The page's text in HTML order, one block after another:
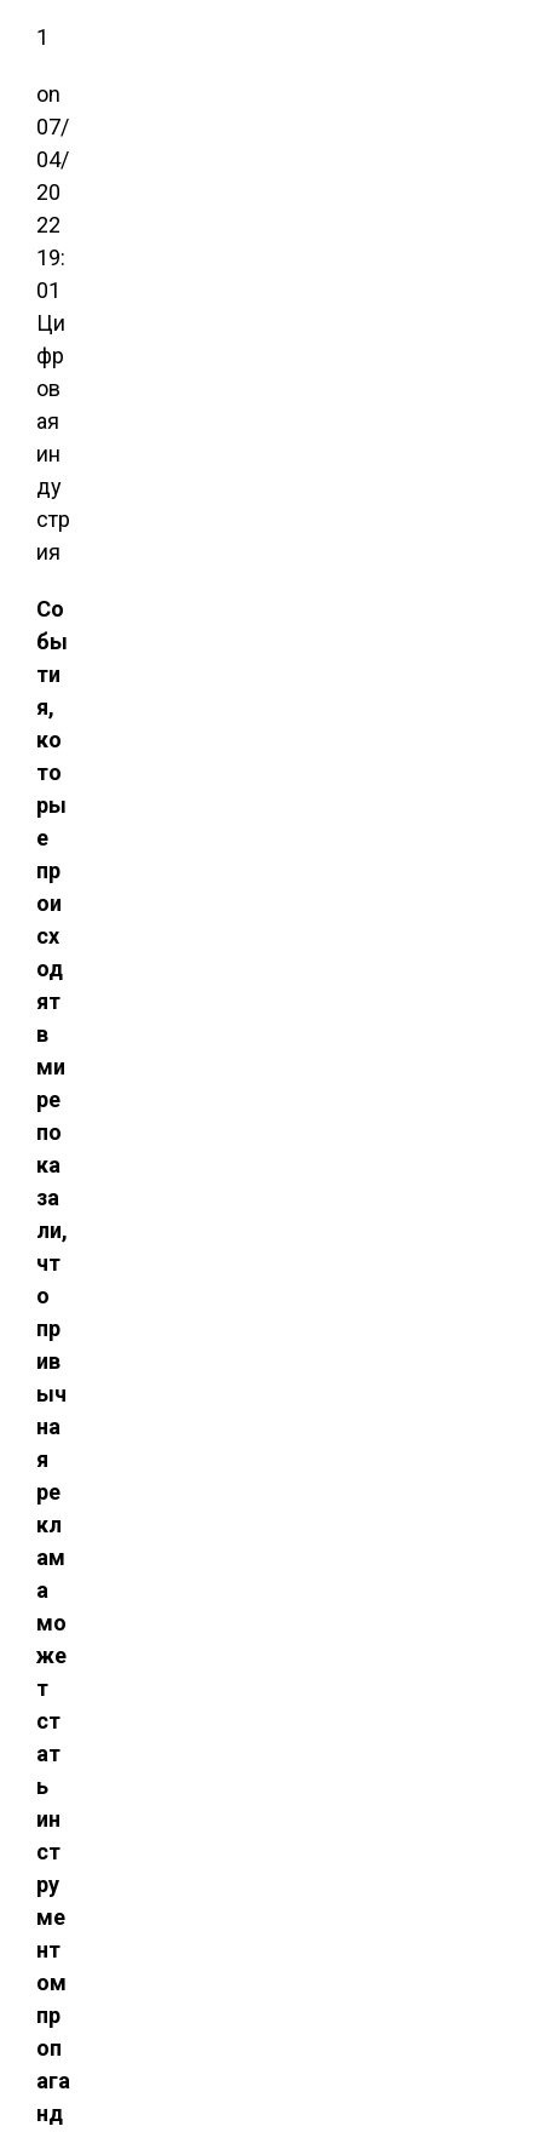
1
on
07/
04/
20
22
19:
01
Ци
фр
ов
ая
ин
ду
стр
ия
Со
бы
ти
я,
ко
то
ры
е
пр
ои
сх
од
ят
в
ми
ре
по
ка
за
ли,
чт
о
пр
ив
ыч
на
я
ре
кл
ам
а
мо
же
т
ст
ат
ь
ин
ст
ру
ме
нт
ом
пр
оп
ага
нд